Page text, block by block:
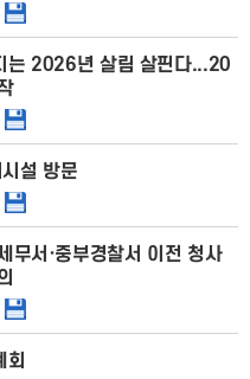
는 2026년 살림 살핀다...20
설 방문
무서·중부경찰서 이전 청사
회